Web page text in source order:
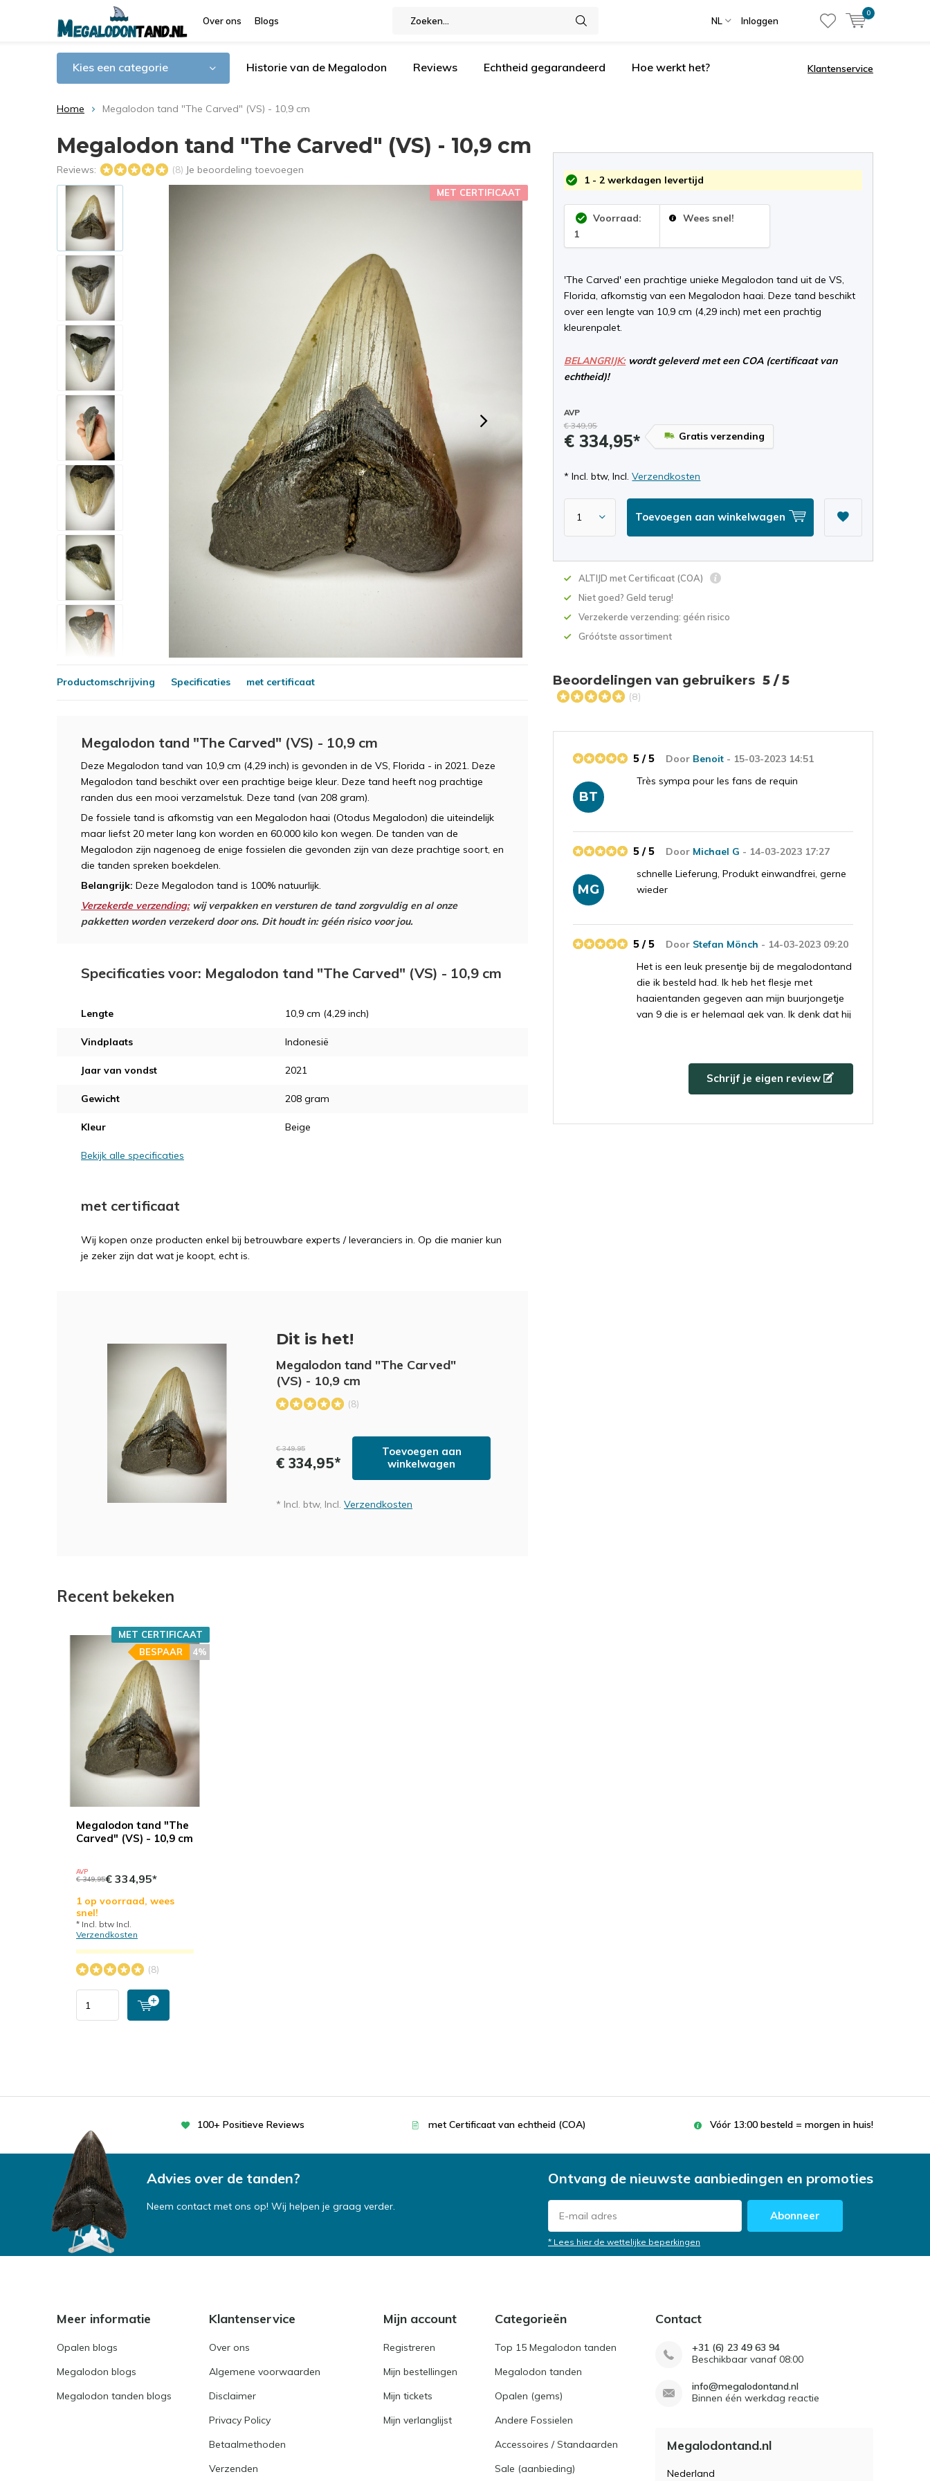
Over ons Blogs NL Inloggen
0
Kies een categorie Historie van de Megalodon Reviews Echtheid gegarandeerd Hoe werkt het? Klantenservice
Home Megalodon tand "The Carved" (VS) - 10,9 cm
Megalodon tand "The Carved" (VS) - 10,9 cm
Reviews: (8) Je beoordeling toevoegen
MET CERTIFICAAT
1 - 2 werkdagen levertijd
Voorraad:
1
Wees snel!
'The Carved' een prachtige unieke Megalodon tand uit de VS,
Florida, afkomstig van een Megalodon haai. Deze tand beschikt
over een lengte van 10,9 cm (4,29 inch) met een prachtig
kleurenpalet.
BELANGRIJK:wordt geleverd met een COA (certificaat van
echtheid)!
AVP
€ 349,95
€ 334,95* Gratis verzending
* Incl. btw, Incl.Verzendkosten
Toevoegen aan winkelwagen
ALTIJD met Certificaat (COA)
Niet goed? Geld terug!
Verzekerde verzending: géén risico
Gróótste assortiment
Productomschrijving Specificaties met certificaat
Megalodon tand "The Carved" (VS) - 10,9 cm
Deze Megalodon tand van 10,9 cm (4,29 inch) is gevonden in de VS, Florida - in 2021. Deze
Megalodon tand beschikt over een prachtige beige kleur. Deze tand heeft nog prachtige
randen dus een mooi verzamelstuk. Deze tand (van 208 gram).
De fossiele tand is afkomstig van een Megalodon haai (Otodus Megalodon) die uiteindelijk
maar liefst 20 meter lang kon worden en 60.000 kilo kon wegen. De tanden van de
Megalodon zijn nagenoeg de enige fossielen die gevonden zijn van deze prachtige soort, en
die tanden spreken boekdelen.
Belangrijk: Deze Megalodon tand is 100% natuurlijk.
Verzekerde verzending:wij verpakken en versturen de tand zorgvuldig en al onze
pakketten worden verzekerd door ons. Dit houdt in: géén risico voor jou.
Specificaties voor: Megalodon tand "The Carved" (VS) - 10,9 cm
Lengte 10,9 cm (4,29 inch)
Vindplaats Indonesië
Jaar van vondst 2021
Gewicht 208 gram
Kleur Beige
Bekijk alle specificaties
met certificaat
Wij kopen onze producten enkel bij betrouwbare experts / leveranciers in. Op die manier kun
je zeker zijn dat wat je koopt, echt is.
Dit is het!
Megalodon tand "The Carved"
(VS) - 10,9 cm
(8)
€ 349,95
€ 334,95*
Toevoegen aan
winkelwagen
* Incl. btw, Incl. Verzendkosten
Beoordelingen van gebruikers 5 / 5
(8)
BT
Door Benoit - 15-03-2023 14:51
5 / 5
Très sympa pour les fans de requin
MG
Door Michael G - 14-03-2023 17:27
5 / 5
schnelle Lieferung, Produkt einwandfrei, gerne
wieder
Door Stefan Mönch - 14-03-2023 09:20
5 / 5
Het is een leuk presentje bij de megalodontand
die ik besteld had. Ik heb het flesje met
haaientanden gegeven aan mijn buurjongetje
van 9 die is er helemaal gek van. Ik denk dat hij
ML
alweer bestellen
Schrijf je eigen review
Recent bekeken
Megalodon tand "The
Carved" (VS) - 10,9 cm
MET CERTIFICAAT
4%
BESPAAR
AVP
€ 349,95€ 334,95*
1 op voorraad, wees
snel!
* Incl. btw Incl.
Verzendkosten
(8)
100+ Positieve Reviews met Certificaat van echtheid (COA) Vóór 13:00 besteld = morgen in huis!
Advies over de tanden?
Neem contact met ons op! Wij helpen je graag verder.
Ontvang de nieuwste aanbiedingen en promoties
Abonneer
* Lees hier de wettelijke beperkingen
Meer informatie
Opalen blogs
Megalodon blogs
Megalodon tanden blogs
Klantenservice
Over ons
Algemene voorwaarden
Disclaimer
Privacy Policy
Betaalmethoden
Verzenden
Mijn account
Registreren
Mijn bestellingen
Mijn tickets
Mijn verlanglijst
Categorieën
Top 15 Megalodon tanden
Megalodon tanden
Opalen (gems)
Andere Fossielen
Accessoires / Standaarden
Sale (aanbieding)
Contact
+31 (6) 23 49 63 94
Beschikbaar vanaf 08:00
info@megalodontand.nl
Binnen één werkdag reactie
Megalodontand.nl
Nederland